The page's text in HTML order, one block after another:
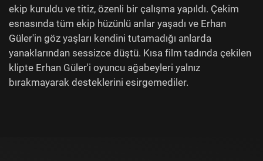
ekip kuruldu ve titiz, özenli bir çalışma yapıldı. Çekim
esnasında tüm ekip hüzünlü anlar yaşadı ve Erhan
Güler'in göz yaşları kendini tutamadığı anlarda
yanaklarından sessizce düştü. Kısa film tadında çekilen
klipte Erhan Güler'i oyuncu ağabeyleri yalnız
bırakmayarak desteklerini esirgemediler.